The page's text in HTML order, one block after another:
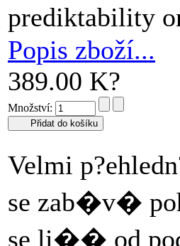
prediktability
Popis zboží...
389.00 K?
Množství:
Velmi
se zab�v�
se li�� od